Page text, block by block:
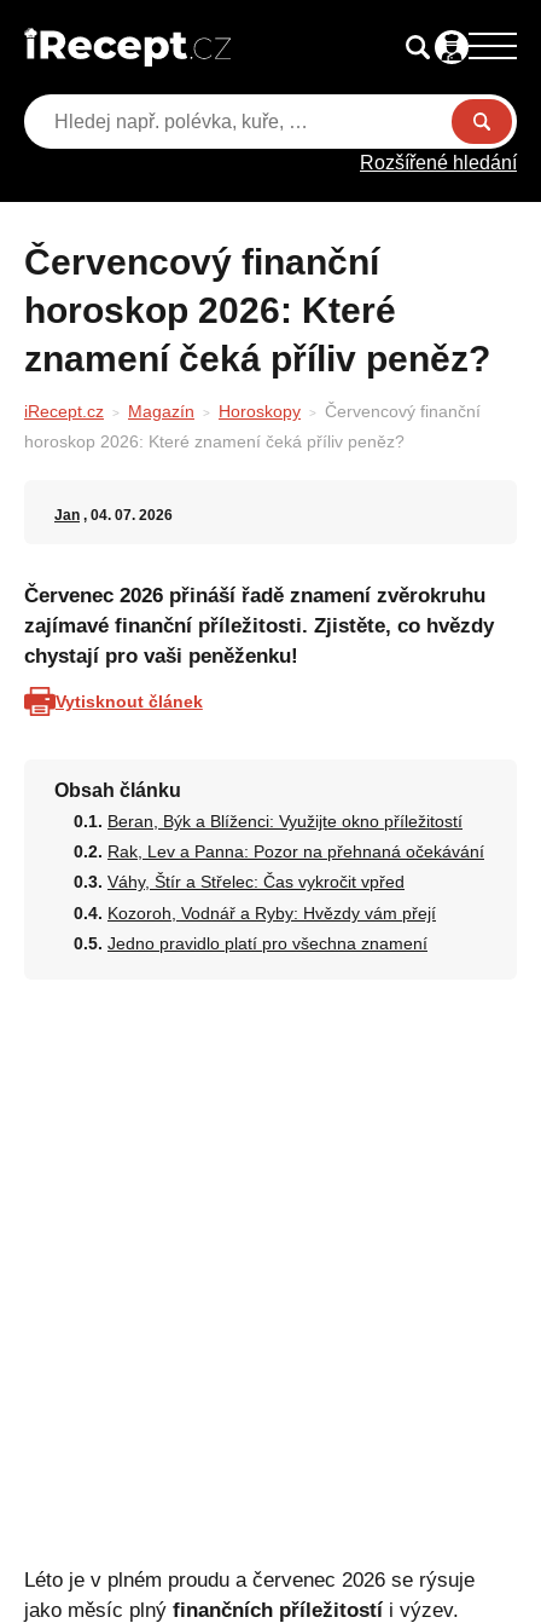
Rozšířené hledání
Červencový finanční
horoskop 2026: Které
znamení čeká příliv peněz?
iRecept.cz Magazín Horoskopy
Červencový finanční
horoskop 2026: Které znamení čeká příliv peněz?
Jan , 04. 07. 2026
Červenec 2026 přináší řadě znamení zvěrokruhu
zajímavé finanční příležitosti. Zjistěte, co hvězdy
chystají pro vaši peněženku!
Vytisknout článek
Obsah článku
Beran, Býk a Blíženci: Využijte okno příležitostí
Rak, Lev a Panna: Pozor na přehnaná očekávání
Váhy, Štír a Střelec: Čas vykročit vpřed
Kozoroh, Vodnář a Ryby: Hvězdy vám přejí
Jedno pravidlo platí pro všechna znamení
Léto je v plném proudu a červenec 2026 se rýsuje
jako měsíc plný finančních příležitostí i výzev.